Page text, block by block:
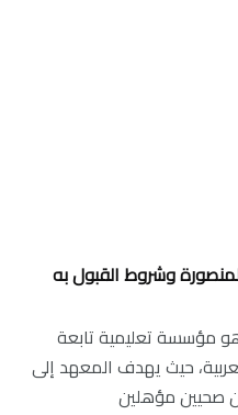
وشروط القبول به
مؤسسة تعليمية تابعة
حيث يهدف المعهد إلى
صحيين مؤهلين